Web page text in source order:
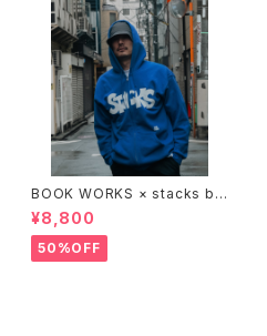
BOOK WORKS × stacks bo
okstore "Jimbocho Beat Li
brary zip up hood"
¥8,800
50%OFF